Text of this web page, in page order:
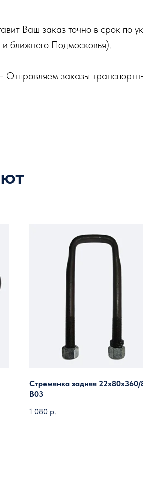
Ваш заказ точно в срок по
ближнего Подмосковья).
- Отправляем заказы
Стремянка задняя 22х80х360/
B03
1 080 р.